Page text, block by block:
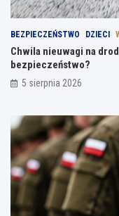
BEZPIECZEŃSTWO DZIECI
Chwila nieuwagi na
bezpieczeństwo?
5 sierpnia 2026